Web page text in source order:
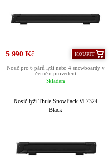
5 990 Kč KOUPIT
Nosič pro 6 párů lyží nebo 4 snowboardy v
černém provedení
Skladem
Nosič lyží Thule SnowPack M 7324
Black